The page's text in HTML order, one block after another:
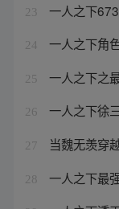
23 一人之下
24 一人之下角
25 一人之下之
26 一人之下徐
27 当魏无羡穿
28 一人之下最